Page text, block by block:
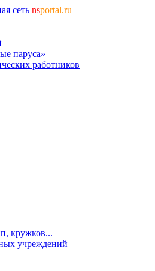
сеть nsportal.ru
паруса»
работников
кружков...
учреждений